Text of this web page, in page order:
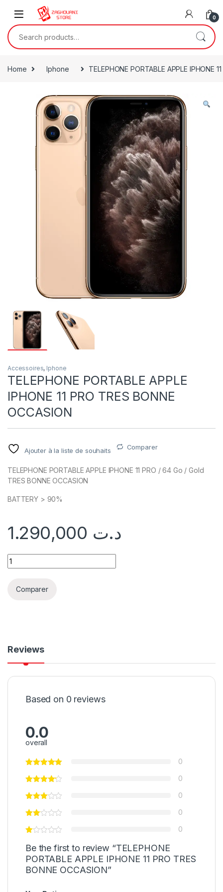
0
Home Iphone TELEPHONE PORTABLE APPLE IPHONE
Accessoires, Iphone
TELEPHONE PORTABLE APPLE
IPHONE 11 PRO TRES BONNE
OCCASION
Ajouter à la liste de souhaits Comparer
TELEPHONE PORTABLE APPLE IPHONE 11 PRO / 64 Go / Gold
TRES BONNE OCCASION
BATTERY > 90%
د.ت
Comparer
Reviews
Based on 0 reviews
0.0
overall
0
0
0
0
0
Be the first to review “TELEPHONE
PORTABLE APPLE IPHONE 11 PRO TRES
BONNE OCCASION”